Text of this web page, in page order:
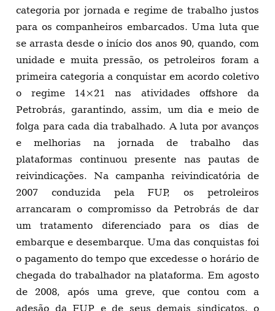
categoria por jornada e regime de trabalho justos
para os companheiros embarcados. Uma luta que
se arrasta desde o início dos anos 90, quando, com
unidade e muita pressão, os petroleiros foram a
primeira categoria a conquistar em acordo coletivo
o regime 14×21 nas atividades offshore da
Petrobrás, garantindo, assim, um dia e meio de
folga para cada dia trabalhado. A luta por avanços
e melhorias na jornada de trabalho das
plataformas continuou presente nas pautas de
reivindicações. Na campanha reivindicatória de
2007 conduzida pela FUP, os petroleiros
arrancaram o compromisso da Petrobrás de dar
um tratamento diferenciado para os dias de
embarque e desembarque. Uma das conquistas foi
o pagamento do tempo que excedesse o horário de
chegada do trabalhador na plataforma. Em agosto
de 2008, após uma greve, que contou com a
adesão da FUP e de seus demais sindicatos, o